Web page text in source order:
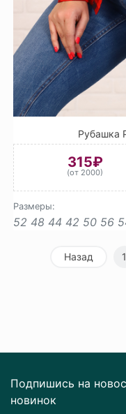
Рубашка
315₽
(от 2000)
Размеры:
52 48 44 42 50 56
Назад 1
Подпишись на
новинок